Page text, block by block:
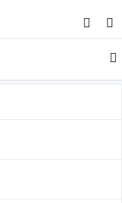
s
a